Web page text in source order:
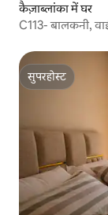
कैज़ाब्लांका में घर
C113- बालकनी,
सुपरहोस्ट
सुपरहोस्ट